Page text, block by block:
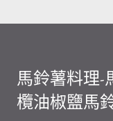
馬鈴薯料理-
欖油椒鹽馬